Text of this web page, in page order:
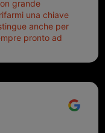
grande
una chiave
anche per
pronto ad